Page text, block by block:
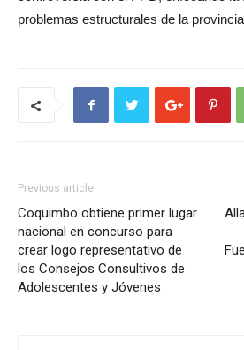
problemas estructurales de la
Previous article
Coquimbo obtiene primer lugar
nacional en concurso para
crear logo representativo de
los Consejos Consultivos de
Adolescentes y Jóvenes